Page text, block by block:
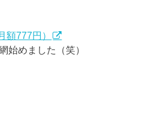
額777円）
めました（笑）